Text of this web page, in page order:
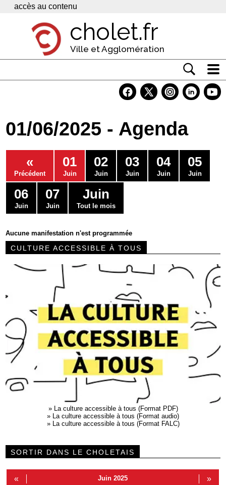
Panneau de gestion des cookies
accès au contenu
cholet.fr
Ville et Agglomération
Economie
Services
Contacts
01/06/2025 - Agenda
«
Précédent
01
Juin
02
Juin
03
Juin
04
Juin
05
Juin
06
Juin
07
Juin
Juin
Tout le mois
Aucune manifestation n'est programmée
CULTURE ACCESSIBLE À TOUS
»
La culture accessible à tous (Format PDF)
»
La culture accessible à tous (Format audio)
»
La culture accessible à tous (Format FALC)
SORTIR DANS LE CHOLETAIS
« Juin 2025 »